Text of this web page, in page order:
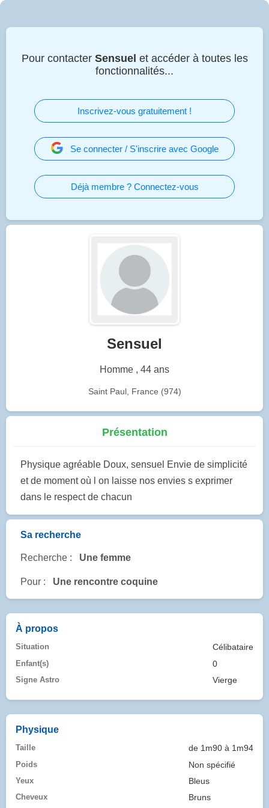
Pour contacter Sensuel et accéder à toutes les
fonctionnalités...
Inscrivez-vous gratuitement !
Se connecter / S'inscrire avec Google
Déjà membre ? Connectez-vous
Sensuel
Homme , 44 ans
Saint Paul, France (974)
Présentation
Physique agréable Doux, sensuel Envie de simplicité
et de moment où l on laisse nos envies s exprimer
dans le respect de chacun
Sa recherche
Recherche : Une femme
Pour : Une rencontre coquine
À propos
Situation Célibataire
Enfant(s) 0
Signe Astro Vierge
Physique
Taille de 1m90 à 1m94
Poids Non spécifié
Yeux Bleus
Cheveux Bruns